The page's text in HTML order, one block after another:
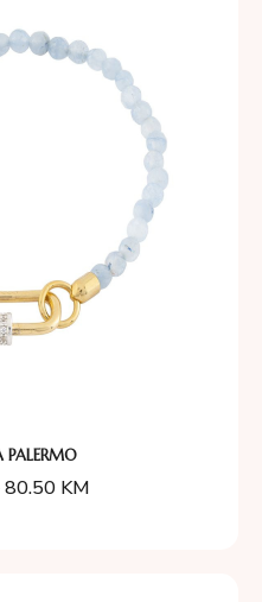
PALERMO
80.50 KM